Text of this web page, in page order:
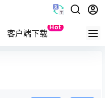
客户端下载
Hot
Quest